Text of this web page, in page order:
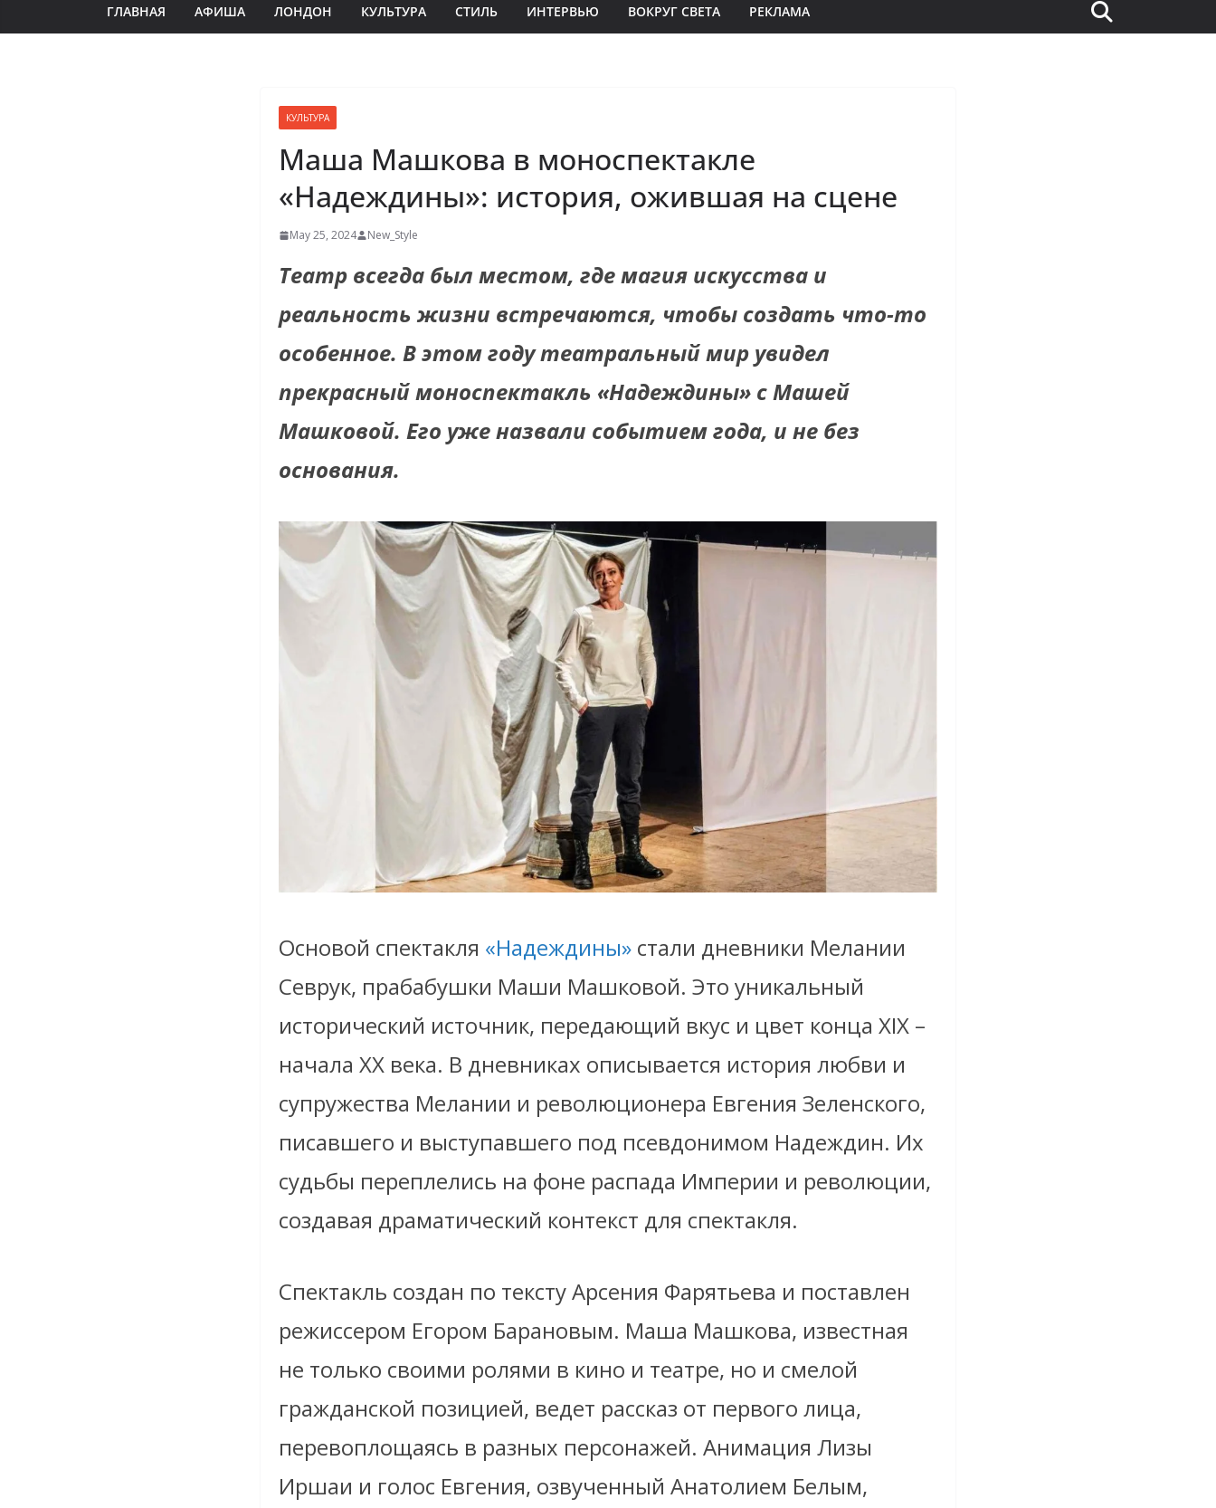
ГЛАВНАЯ АФИША ЛОНДОН КУЛЬТУРА СТИЛЬ ИНТЕРВЬЮ ВОКРУГ СВЕТА РЕКЛАМА
КУЛЬТУРА
Маша Машкова в моноспектакле
«Надеждины»: история, ожившая на сцене
May 25, 2024 New_Style
Театр всегда был местом, где магия искусства и
реальность жизни встречаются, чтобы создать что-то
особенное. В этом году театральный мир увидел
прекрасный моноспектакль «Надеждины» с Машей
Машковой. Его уже назвали событием года, и не без
основания.
Основой спектакля «Надеждины» стали дневники Мелании
Севрук, прабабушки Маши Машковой. Это уникальный
исторический источник, передающий вкус и цвет конца XIX –
начала XX века. В дневниках описывается история любви и
супружества Мелании и революционера Евгения Зеленского,
писавшего и выступавшего под псевдонимом Надеждин. Их
судьбы переплелись на фоне распада Империи и революции,
создавая драматический контекст для спектакля.
Спектакль создан по тексту Арсения Фарятьева и поставлен
режиссером Егором Барановым. Маша Машкова, известная
не только своими ролями в кино и театре, но и смелой
гражданской позицией, ведет рассказ от первого лица,
перевоплощаясь в разных персонажей. Анимация Лизы
Иршаи и голос Евгения, озвученный Анатолием Белым,